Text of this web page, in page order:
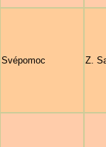
Svépomoc Z.